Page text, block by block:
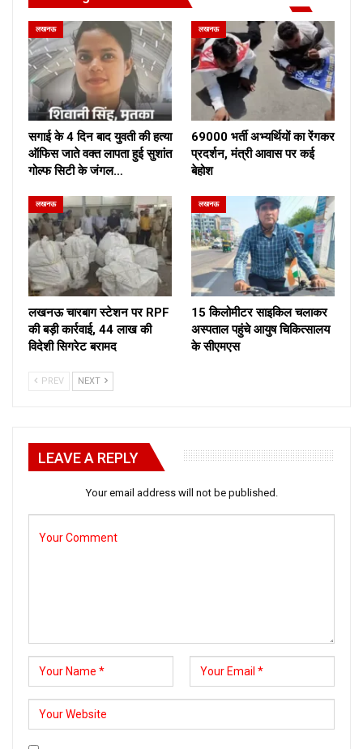
लखनऊ
सगाई के 4 दिन बाद युवती की हत्या
ऑफिस जाते वक्त लापता हुई सुशांत
गोल्फ सिटी के जंगल…
लखनऊ
69000 भर्ती अभ्यर्थियों का रेंगकर
प्रदर्शन, मंत्री आवास पर कई
बेहोश
लखनऊ
लखनऊ चारबाग स्टेशन पर RPF
की बड़ी कार्रवाई, 44 लाख की
विदेशी सिगरेट बरामद
लखनऊ
15 किलोमीटर साइकिल चलाकर
अस्पताल पहुंचे आयुष चिकित्सालय
के सीएमएस
PREV NEXT
LEAVE A REPLY
Your email address will not be published.